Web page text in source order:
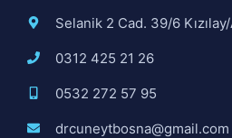
Selanik 2 Cad. 39/6
0312 425 21 26
0532 272 57 95
drcuneytbosna@gmail.com